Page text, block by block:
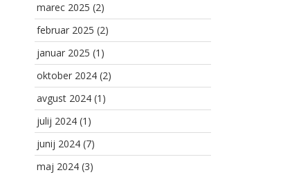
marec 2025 (2)
februar 2025 (2)
januar 2025 (1)
oktober 2024 (2)
avgust 2024 (1)
julij 2024 (1)
junij 2024 (7)
maj 2024 (3)